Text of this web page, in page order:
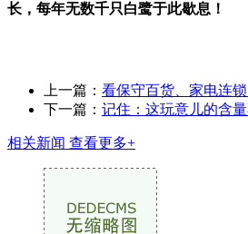
长，每年无数千只白鹭于此歇息！
上一篇： 看保守百货、家电连
下一篇： 记住：这玩意儿的含
相关新闻 查看更多+